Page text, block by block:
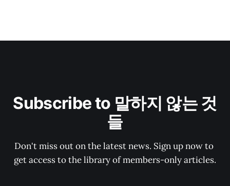
Subscribe to 말하지 않는 것
들
Don't miss out on the latest news. Sign up now to
get access to the library of members-only articles.